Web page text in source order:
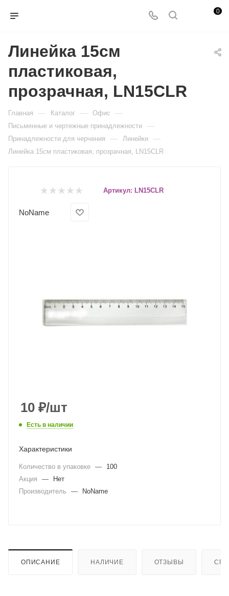
0
Линейка 15см
пластиковая,
прозрачная, LN15CLR
Главная — Каталог — Офис —
Письменные и чертежные принадлежности —
Принадлежности для черчения — Линейки —
Линейка 15см пластиковая, прозрачная, LN15CLR
Артикул: LN15CLR
NoName
10 ₽/шт
Есть в наличии
Характеристики
Количество в упаковке —
100
Акция
—
Нет
Производитель
— NoName
ОПИСАНИЕ НАЛИЧИЕ ОТЗЫВЫ